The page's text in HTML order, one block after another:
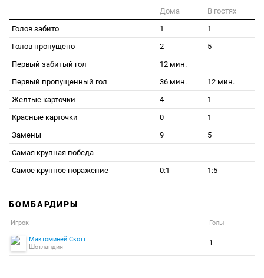
Дома
В гостях
Голов забито
1
1
Голов пропущено
2
5
Первый забитый гол
12 мин.
Первый пропущенный гол
36 мин.
12 мин.
Желтые карточки
4
1
Красные карточки
0
1
Замены
9
5
Самая крупная победа
Самое крупное поражение
0:1 1:5
БОМБАРДИРЫ
Игрок Голы
Мактоминей Скотт
Шотландия
1